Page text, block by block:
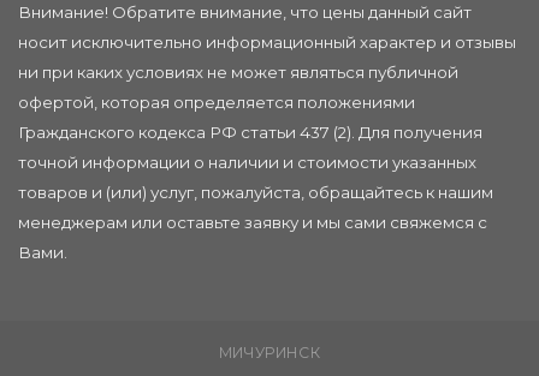
Внимание! Обратите внимание, что цены данный сайт
носит исключительно информационный характер и отзывы
ни при каких условиях не может являться публичной
офертой, которая определяется положениями
Гражданского кодекса РФ статьи 437 (2). Для получения
точной информации о наличии и стоимости указанных
товаров и (или) услуг, пожалуйста, обращайтесь к нашим
менеджерам или оставьте заявку и мы сами свяжемся с
Вами.
МИЧУРИНСК